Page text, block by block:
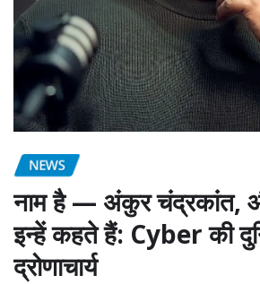
NEWS
नाम है — अंकुर चंद्रकांत,
इन्हें कहते हैं: Cyber की
द्रोणाचार्य